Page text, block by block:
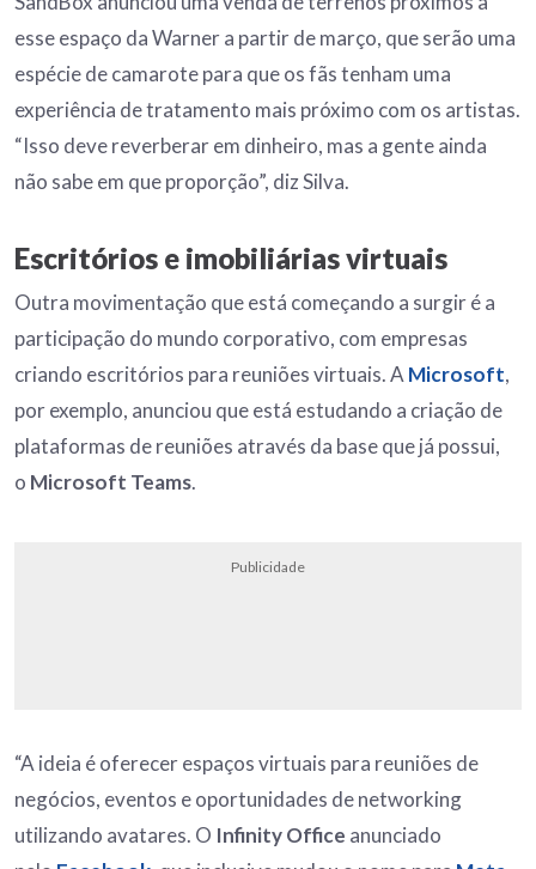
esse espaço da Warner a partir de março, que serão uma
espécie de camarote para que os fãs tenham uma
experiência de tratamento mais próximo com os artistas.
“Isso deve reverberar em dinheiro, mas a gente ainda
não sabe em que proporção”, diz Silva.
Escritórios e imobiliárias virtuais
Outra movimentação que está começando a surgir é a
participação do mundo corporativo, com empresas
criando escritórios para reuniões virtuais. A Microsoft,
por exemplo, anunciou que está estudando a criação de
plataformas de reuniões através da base que já possui,
o Microsoft Teams.
Publicidade
“A ideia é oferecer espaços virtuais para reuniões de
negócios, eventos e oportunidades de networking
utilizando avatares. O Infinity Office anunciado